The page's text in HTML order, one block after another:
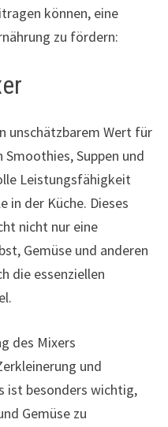
können, eine
zu fördern:
unschätzbarem Wert für
Suppen und
Leistungsfähigkeit
in der Küche. Dieses
nicht nur eine
Gemüse und anderen
die essenziellen
des Mixers
und
ist besonders wichtig,
Gemüse zu